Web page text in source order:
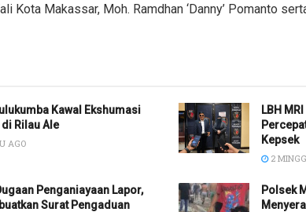
Kota Makassar, Moh. Ramdhan ‘Danny’ Pomanto
Kawal Ekshumasi
Rilau Ale
AGO
LBH
Kepsek
2
Penganiayaan Lapor,
Surat Pengaduan
Polsek